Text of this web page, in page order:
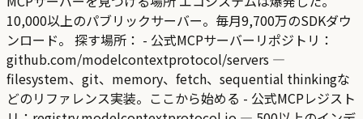
10,000以上のパブリックサーバー。毎月9,700万のSDKダウ
ンロード。 探す場所： - 公式MCPサーバーリポジトリ：
github.com/modelcontextprotocol/servers —
filesystem、git、memory、fetch、sequential thinkingな
どのリファレンス実装。ここから始める - 公式MCPレジスト